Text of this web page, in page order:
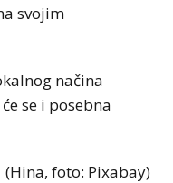
svojim
načina
se i posebna
(Hina, foto: Pixabay)